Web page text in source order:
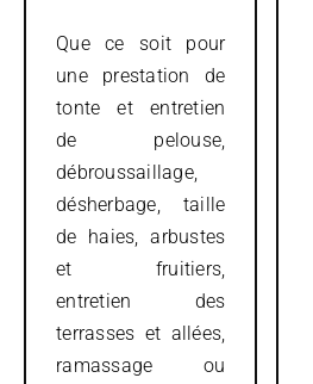
Que ce soit pour
une prestation de
tonte et entretien
de pelouse,
débroussaillage,
désherbage, taille
de haies, arbustes
et fruitiers,
entretien des
terrasses et allées,
ramassage ou